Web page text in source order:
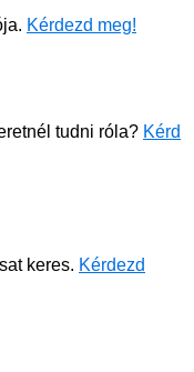
Kérdezd meg!
tudni róla? Kérd
keres. Kérdezd